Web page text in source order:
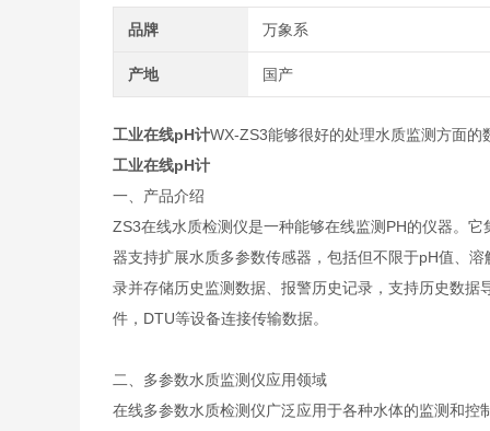
品牌 万象系
产地 国产
工业在线pH计WX-ZS3能够很好的处理水质监测方面
工业在线pH计
一、产品介绍
ZS3在线水质检测仪是一种能够在线监测PH的仪器。
器支持扩展水质多参数传感器，包括但不限于pH值、
录并存储历史监测数据、报警历史记录，支持历史数
件，DTU等设备连接传输数据。
二、多参数水质监测仪应用领域
在线多参数水质检测仪广泛应用于各种水体的监测和控